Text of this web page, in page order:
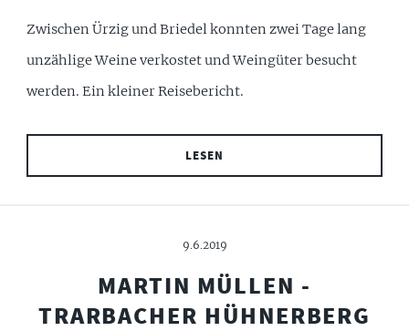
Zwischen Ürzig und Briedel konnten zwei Tage lang
unzählige Weine verkostet und Weingüter besucht
werden. Ein kleiner Reisebericht.
LESEN
9.6.2019
MARTIN MÜLLEN -
TRARBACHER HÜHNERBERG